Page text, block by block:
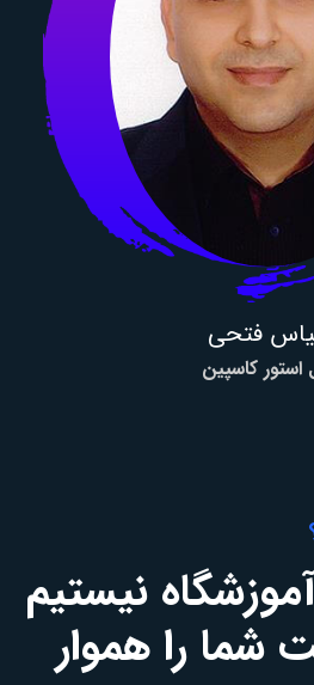
فتحی
استور کاسپین
نیستیم
شما را هموار